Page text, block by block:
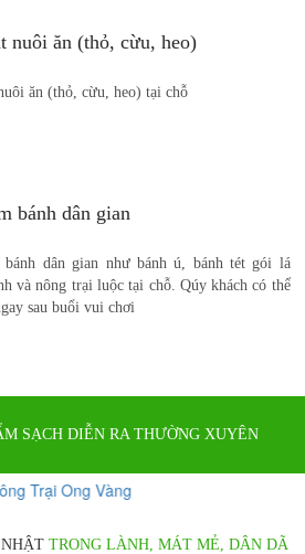
nuôi ăn (thỏ, cừu, heo)
ăn (thỏ, cừu, heo) tại chỗ
bánh dân gian
bánh dân gian như bánh ú, bánh tét gói lá
và nông trại luộc tại chỗ. Qúy khách có thể
sau buổi vui chơi
SẠCH DIỄN RA THƯỜNG XUYÊN
TRONG LÀNH, MÁT MẺ, DÂN DÃ